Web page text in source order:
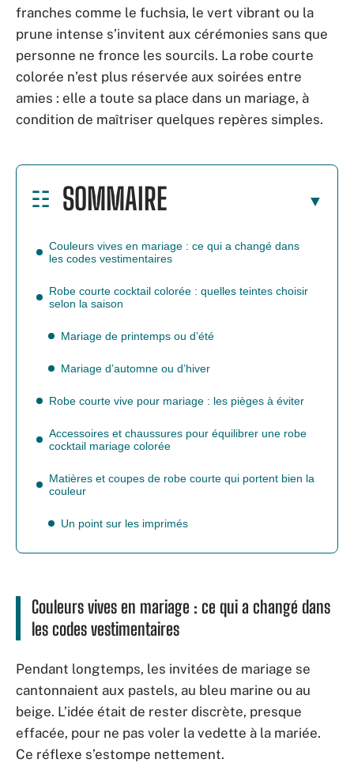
franches comme le fuchsia, le vert vibrant ou la
prune intense s’invitent aux cérémonies sans que
personne ne fronce les sourcils. La robe courte
colorée n’est plus réservée aux soirées entre
amies : elle a toute sa place dans un mariage, à
condition de maîtriser quelques repères simples.
SOMMAIRE
Couleurs vives en mariage : ce qui a changé dans
les codes vestimentaires
Robe courte cocktail colorée : quelles teintes choisir
selon la saison
Mariage de printemps ou d’été
Mariage d’automne ou d’hiver
Robe courte vive pour mariage : les pièges à éviter
Accessoires et chaussures pour équilibrer une robe
cocktail mariage colorée
Matières et coupes de robe courte qui portent bien la
couleur
Un point sur les imprimés
Couleurs vives en mariage : ce qui a changé dans
les codes vestimentaires
Pendant longtemps, les invitées de mariage se
cantonnaient aux pastels, au bleu marine ou au
beige. L’idée était de rester discrète, presque
effacée, pour ne pas voler la vedette à la mariée.
Ce réflexe s’estompe nettement.